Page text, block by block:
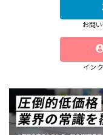
お問
イン